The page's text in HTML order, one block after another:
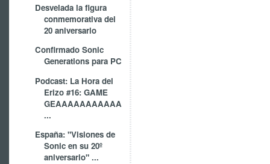
Desvelada la figura
conmemorativa del
20 aniversario
Confirmado Sonic
Generations para PC
Podcast: La Hora del
Erizo #16: GAME
GEAAAAAAAAAAA
...
España: "Visiones de
Sonic en su 20º
aniversario" ...